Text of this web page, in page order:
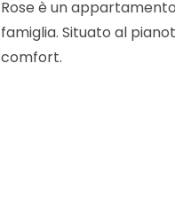
Rose è un
famiglia. Situato al
comfort.